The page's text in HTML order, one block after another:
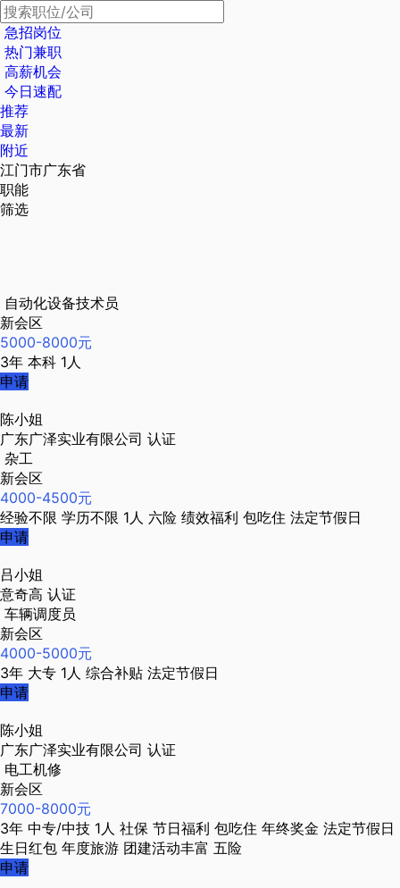
急招岗位
热门兼职
高薪机会
今日速配
推荐
最新
附近
江门市广东省
职能
筛选
自动化设备技术员
新会区
5000-8000元
3年 本科 1人
申请
陈小姐
广东广泽实业有限公司 认证
杂工
新会区
4000-4500元
经验不限 学历不限 1人 六险 绩效福利 包吃住 法定节假日
申请
吕小姐
意奇高 认证
车辆调度员
新会区
4000-5000元
3年 大专 1人 综合补贴 法定节假日
申请
陈小姐
广东广泽实业有限公司 认证
电工机修
新会区
7000-8000元
3年 中专/中技 1人 社保 节日福利 包吃住 年终奖金 法定节假日
生日红包 年度旅游 团建活动丰富 五险
申请